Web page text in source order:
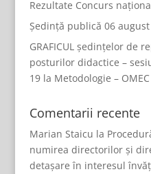
Rezultate Concurs
Ședință publică 06 august
GRAFICUL ședințelor de
posturilor didactice –
19 la Metodologie –
Comentarii recente
Marian Staicu la
numirea directorilor și
detașare în interesul